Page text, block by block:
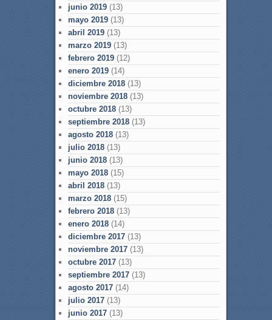
junio 2019(13)
mayo 2019(13)
abril 2019(13)
marzo 2019(13)
febrero 2019(12)
enero 2019(14)
diciembre 2018(13)
noviembre 2018(13)
octubre 2018(13)
septiembre 2018(13)
agosto 2018(13)
julio 2018(13)
junio 2018(13)
mayo 2018(15)
abril 2018(13)
marzo 2018(15)
febrero 2018(13)
enero 2018(14)
diciembre 2017(13)
noviembre 2017(13)
octubre 2017(13)
septiembre 2017(13)
agosto 2017(14)
julio 2017(13)
junio 2017(13)